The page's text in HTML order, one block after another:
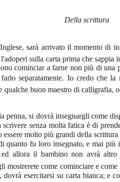
Della scrittura
sarà arrivato il momento di
sulla carta prima che sappia
cominciar a farne non più di una
separatamente. Io credo che
buon maestro di calligrafia,
pen­na, si dovrà insegnargli come
senza molta fa­tica è di
molto più grandi della
fu loro insegnato, e mai più
ed allora il bambino non avrà
mostrerete come cominciare e
esercitarsi su carta bianca; e